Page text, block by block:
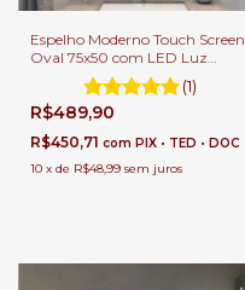
Espelho Moderno Touch Screen
Oval 75x50 com LED Luz
Direta Para Banheiro,
Penteadeira, Salão de Beleza e
Lojas
(1)
R$489,90
R$450,71 com PIX • TED • DOC
10 x de R$48,99 sem juros